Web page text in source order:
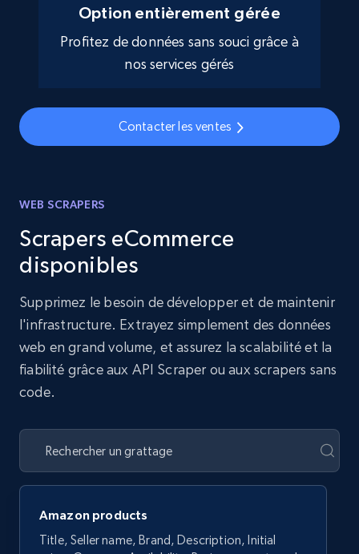
Option entièrement gérée
Profitez de données sans souci grâce à
nos services gérés
Contacter les ventes
WEB SCRAPERS
Scrapers eCommerce
disponibles
Supprimez le besoin de développer et de maintenir
l'infrastructure. Extrayez simplement des données
web en grand volume, et assurez la scalabilité et la
fiabilité grâce aux API Scraper ou aux scrapers sans
code.
Amazon products
Title, Seller name, Brand, Description, Initial